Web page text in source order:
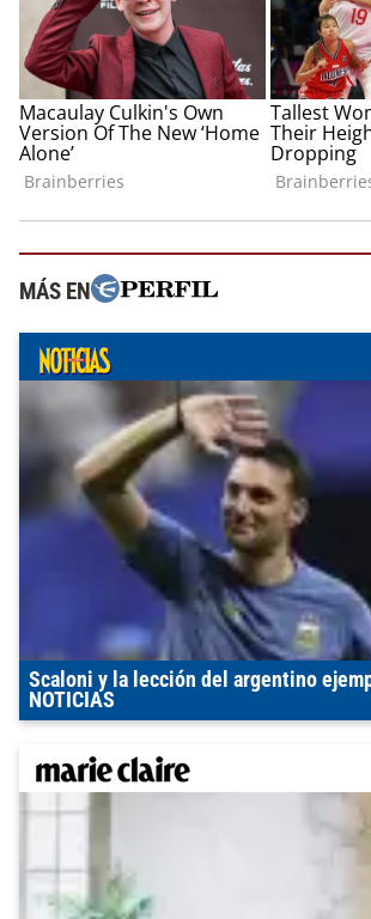
MÁS EN
Scaloni y la lección del argentino
NOTICIAS